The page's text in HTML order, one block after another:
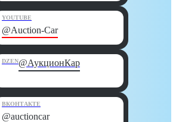
YOUTUBE
@Auction-Car
DZEN@АукционКар
ВКОНТАКТЕ
@auctioncar